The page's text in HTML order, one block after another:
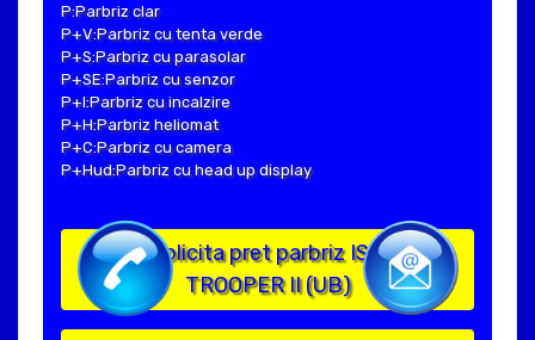
P:Parbriz clar
P+V:Parbriz cu tenta verde
P+S:Parbriz cu parasolar
P+SE:Parbriz cu senzor
P+I:Parbriz cu incalzire
P+H:Parbriz heliomat
P+C:Parbriz cu camera
P+Hud:Parbriz cu head up display
Solicita pret parbriz ISUZU
TROOPER II (UB)